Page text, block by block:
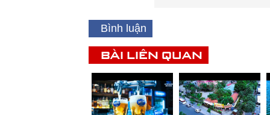
Bình luận
BÀI LIÊN QUAN